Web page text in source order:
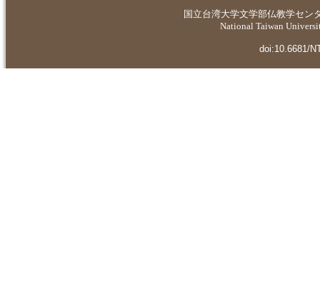
国立台湾大学文学部仏教学セン
National Taiwan
doi:10.6681/